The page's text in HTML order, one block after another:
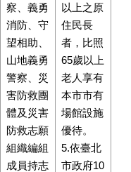
察、義勇
消防、守
望相助、
山地義勇
警察、災
害防救團
體及災害
防救志願
組織編組
成員持志
以上之原
住民長
者，比照
65歲以上
老人享有
本市市有
場館設施
優待。
5.依臺北
市政府10